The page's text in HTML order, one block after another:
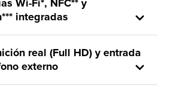
Wi-Fi*, NFC** y
integradas
real (Full HD) y entrada
externo